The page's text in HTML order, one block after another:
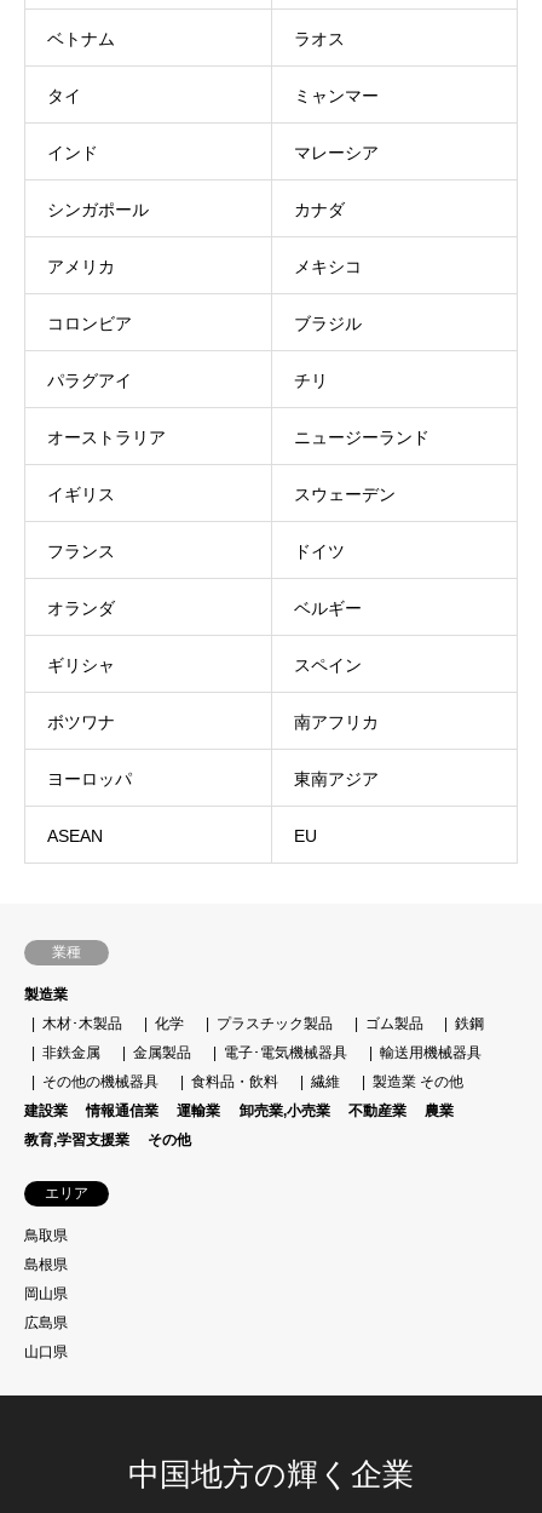
ベトナム ラオス
タイ ミャンマー
インド マレーシア
シンガポール カナダ
アメリカ メキシコ
コロンビア ブラジル
パラグアイ チリ
オーストラリア ニュージーランド
イギリス スウェーデン
フランス ドイツ
オランダ ベルギー
ギリシャ スペイン
ボツワナ 南アフリカ
ヨーロッパ 東南アジア
ASEAN EU
業種
製造業
木材･木製品
化学 プラスチック製品 ゴム製品
鉄鋼
非鉄金属
金属製品 電子･電気機械器具
輸送用機械器具
その他の機械器具
食料品・飲料 繊維
製造業 その他
建設業
情報通信業 運輸業 卸売業,小売業 不動産業
農業
教育,学習支援業
その他
エリア
鳥取県
島根県
岡山県
広島県
山口県
中国地方の輝く企業